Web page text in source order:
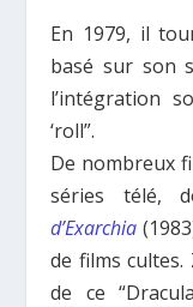
En 1979, il
basé sur son
l’intégration
‘roll”.
De nombreux
séries télé,
d’Exarchia
de films
de ce